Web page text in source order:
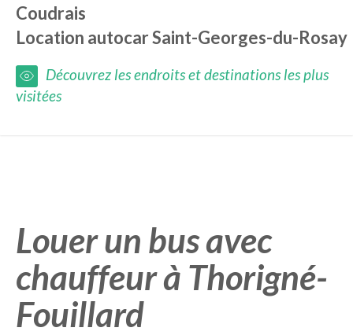
Coudrais
Location autocarSaint-Georges-du-Rosay
Découvrez les endroits et destinations les plus
visitées
Louer un bus avec
chauffeur à Thorigné-
Fouillard